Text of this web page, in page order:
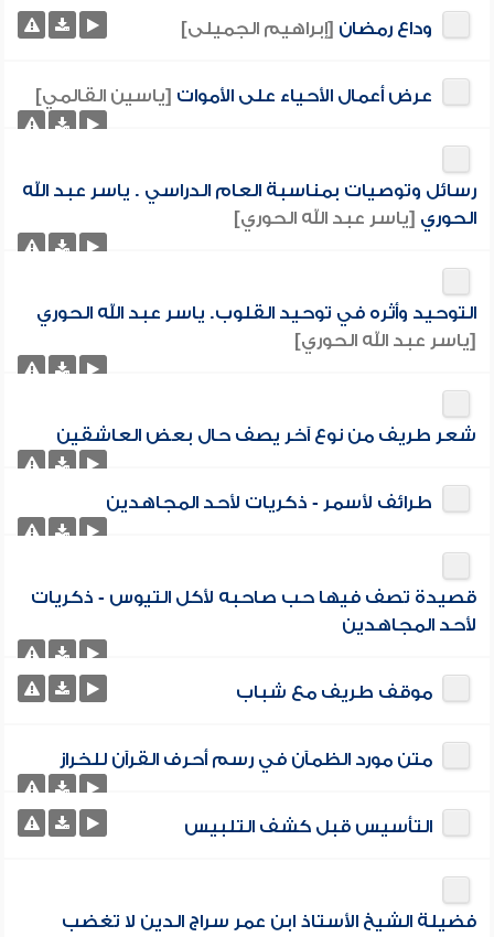
وداع رمضان [إبراهيم الجميلى]
عرض أعمال الأحياء على الأموات [ياسين القالمي]
رسائل وتوصيات بمناسبة العام الدراسي . ياسر عبد الله
الحوري [ياسر عبد الله الحوري]
التوحيد وأثره في توحيد القلوب. ياسر عبد الله الحوري
[ياسر عبد الله الحوري]
شعر طريف من نوع آخر يصف حال بعض العاشقين
طرائف لأسمر - ذكريات لأحد المجاهدين
قصيدة تصف فيها حب صاحبه لأكل التيوس - ذكريات
لأحد المجاهدين
موقف طريف مع شباب
متن مورد الظمآن في رسم أحرف القرآن للخراز
التأسيس قبل كشف التلبيس
فضيلة الشيخ الأستاذ ابن عمر سراج الدين لا تغضب